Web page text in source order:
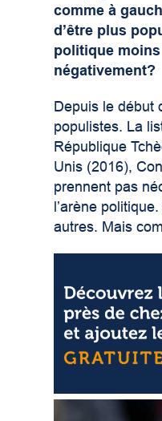
comme à
d’être plus
politique
négativement?
Depuis le début
populistes. La
République
Unis (2016),
prennent pas
l’arène
autres. Mais